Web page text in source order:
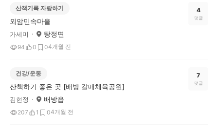
산책기록 자랑하기
외암민속마을
가세미 탕정면
94 0 04개월 전
4
댓글
건강/운동
산책하기 좋은 곳 [배방 갈매체육공원]
김현정 배방읍
207 1 04개월 전
7
댓글